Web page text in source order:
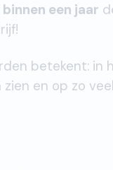
binnen een jaar
betekent: in
zien en op zo